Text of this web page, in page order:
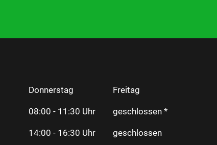
Donnerstag
08:00 - 11:30 Uhr
14:00 - 16:30 Uhr
Freitag
geschlossen *
geschlossen